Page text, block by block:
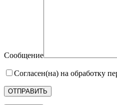
Сообщение
Согласен(на) на обработку